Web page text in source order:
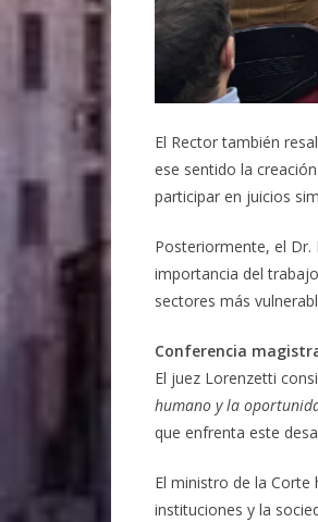
El Rector también
ese sentido la
participar en juicios
Posteriormente, el Dr.
importancia del
sectores más
Conferencia
El juez Lorenzetti
humano y la
que enfrenta este
El ministro de la
instituciones y la